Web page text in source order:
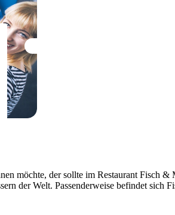
möchte, der sollte im Restaurant Fisch
der Welt. Passenderweise befindet